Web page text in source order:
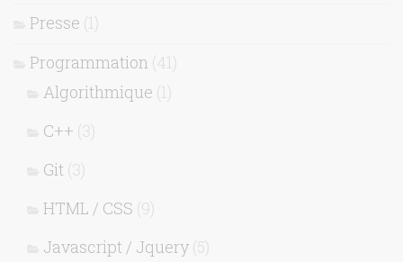
Presse (1)
Programmation (41)
Algorithmique (1)
C++ (3)
Git (3)
HTML / CSS (9)
Javascript / Jquery (5)